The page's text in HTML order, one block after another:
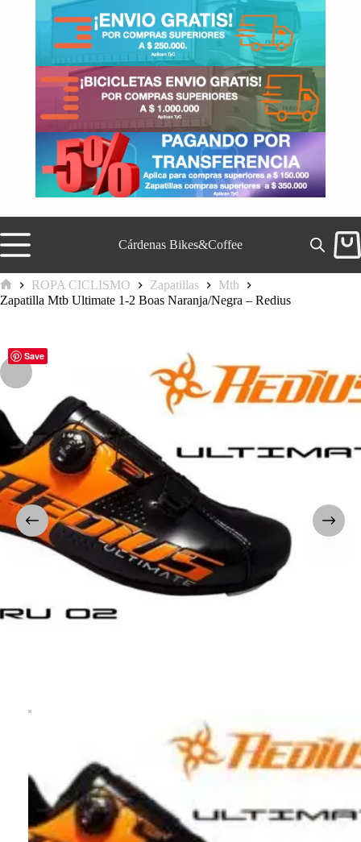
Cárdenas Bikes&Coffee
Carro
Inicio
ROPA CICLISMO Zapatillas
Mtb
Zapatilla Mtb Ultimate 1-2 Boas Naranja/Negra – Redius
Save